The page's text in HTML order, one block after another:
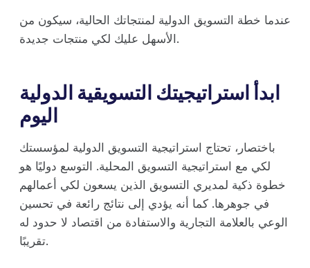
عندما خطة التسويق الدولية لمنتجاتك الحالية، سيكون من
الأسهل عليك لكي منتجات جديدة.
ابدأ استراتيجيتك التسويقية الدولية
اليوم
باختصار، تحتاج استراتيجية التسويق الدولية لمؤسستك
لكي مع استراتيجية التسويق المحلية. التوسع دوليًا هو
خطوة ذكية لمديري التسويق الذين يسعون لكي أعمالهم
في جوهرها. كما أنه يؤدي إلى نتائج رائعة في تحسين
الوعي بالعلامة التجارية والاستفادة من اقتصاد لا حدود له
تقريبًا.